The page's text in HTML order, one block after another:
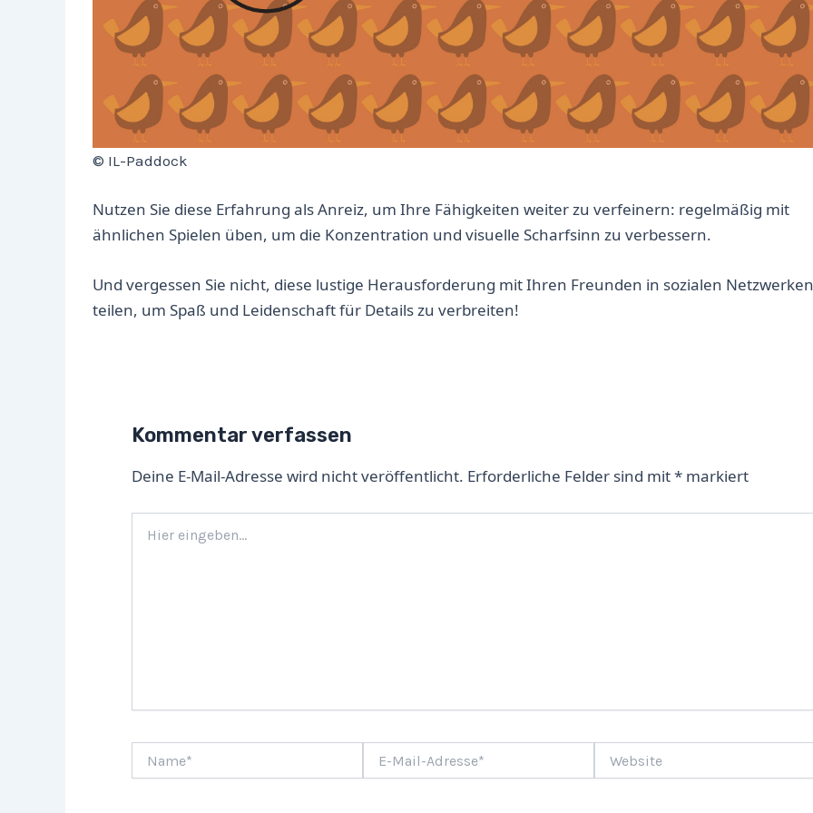
© IL-Paddock
Nutzen Sie diese Erfahrung als Anreiz, um Ihre Fähigkeiten weiter zu verfeinern: regelmäßig mit
ähnlichen Spielen üben, um die Konzentration und visuelle Scharfsinn zu verbessern.
Und vergessen Sie nicht, diese lustige Herausforderung mit Ihren Freunden in sozialen
teilen, um Spaß und Leidenschaft für Details zu verbreiten!
Kommentar verfassen
Deine E-Mail-Adresse wird nicht veröffentlicht. Erforderliche Felder sind mit*markiert
eingeben…
Mail-